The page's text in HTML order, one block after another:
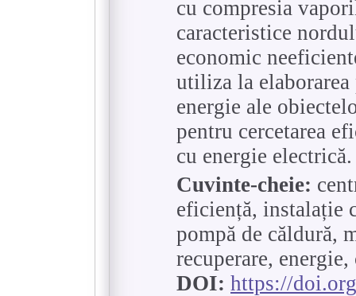
cu compresia
caracteristice
economic
utiliza la
energie ale
pentru cercetarea
cu energie electrică.
Cuvinte-cheie:
eficiență, instalație
pompă de căldură,
recuperare,
DOI: https://